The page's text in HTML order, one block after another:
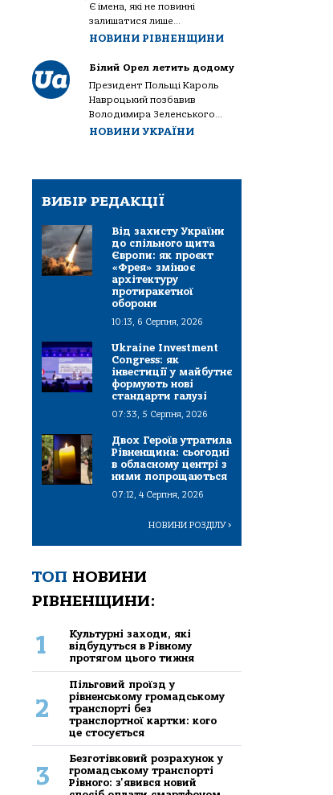
Є імена, які не повинні
залишатися лише...
НОВИНИ РІВНЕНЩИНИ
Білий Орел летить додому
Президент Польщі Кароль
Навроцький позбавив
Володимира Зеленського...
НОВИНИ УКРАЇНИ
ВИБІР РЕДАКЦІЇ
Від захисту України
до спільного щита
Європи: як проєкт
«Фрея» змінює
архітектуру
протиракетної
оборони
10:13, 6 Серпня, 2026
Ukraine Investment
Congress: як
інвестиції у майбутнє
формують нові
стандарти галузі
07:33, 5 Серпня, 2026
Двох Героїв утратила
Рівненщина: сьогодні
в обласному центрі з
ними попрощаються
07:12, 4 Серпня, 2026
НОВИНИ РОЗДІЛУ>
ТОП НОВИНИ
РІВНЕНЩИНИ:
1
Культурні заходи, які
відбудуться в Рівному
протягом цього тижня
2
Пільговий проїзд у
рівненському громадському
транспорті без
транспортної картки: кого
це стосується
3
Безготівковий розрахунок у
громадському транспорті
Рівного: з'явився новий